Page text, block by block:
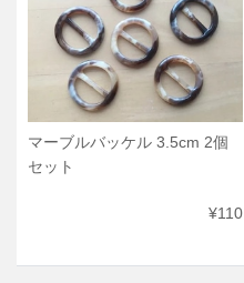
マーブルバッケル 3.5cm 2個
セット
¥110